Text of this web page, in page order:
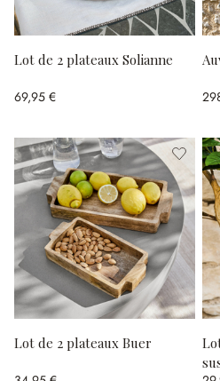
Lot de 2 plateaux Solianne
69,95 €
Lot de 2 plateaux Buer